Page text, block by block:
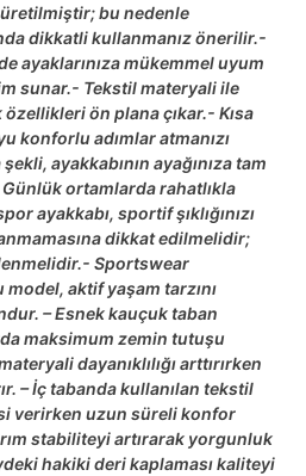
bu nedenle
dikkatli kullanmanız önerilir.-
ayaklarınıza mükemmel uyum
sunar.- Tekstil materyali ile
ön plana çıkar.- Kısa
konforlu adımlar atmanızı
ayakkabının ayağınıza tam
Günlük ortamlarda rahatlıkla
ayakkabı, sportif şıklığınızı
dikkat edilmelidir;
Sportswear
aktif yaşam tarzını
– Esnek kauçuk taban
maksimum zemin tutuşu
dayanıklılığı arttırırken
– İç tabanda kullanılan tekstil
verirken uzun süreli konfor
stabiliteyi artırarak yorgunluk
hakiki deri kaplaması kaliteyi